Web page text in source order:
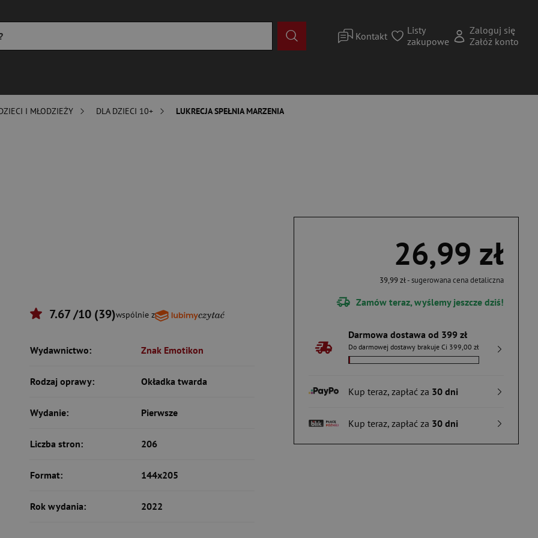
Kontakt
Listy
zakupowe
Zaloguj się
Załóż konto
I MŁODZIEŻY DLA DZIECI 10+ LUKRECJA SPEŁNIA MARZENIA
26,99 zł
39,99 zł- sugerowana cena detaliczna
Zamów teraz, wyślemy jeszcze dziś!
Darmowa dostawa od 399 zł
Do darmowej dostawy brakuje Ci 399,00 zł
Kup teraz, zapłać za 30 dni
Kup teraz, zapłać za 30 dni
7.67 /10 (39)wspólnie z
Wydawnictwo: Znak Emotikon
Rodzaj oprawy: Okładka twarda
Wydanie: Pierwsze
Liczba stron: 206
Format: 144x205
Rok wydania: 2022